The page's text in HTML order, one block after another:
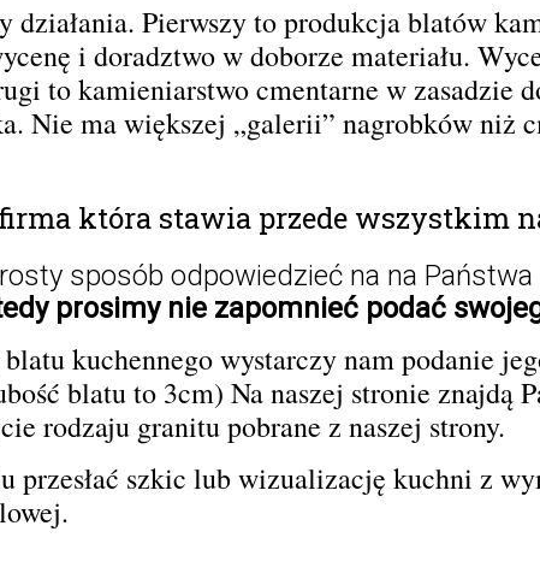
działania. Pierwszy to produkcja blatów
i doradztwo w doborze materiału.
to kamieniarstwo cmentarne w zasadzie
Nie ma większej „galerii” nagrobków niż
która stawia przede wszystkim
sposób odpowiedzieć na na Państwa
prosimy nie zapomnieć podać
kuchennego wystarczy nam podanie
blatu to 3cm) Na naszej stronie znajdą
rodzaju granitupobrane z naszej strony.
przesłać szkic lub wizualizację kuchni z
.